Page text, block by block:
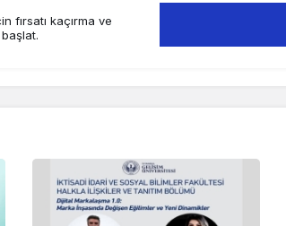
fırsatı kaçırma ve